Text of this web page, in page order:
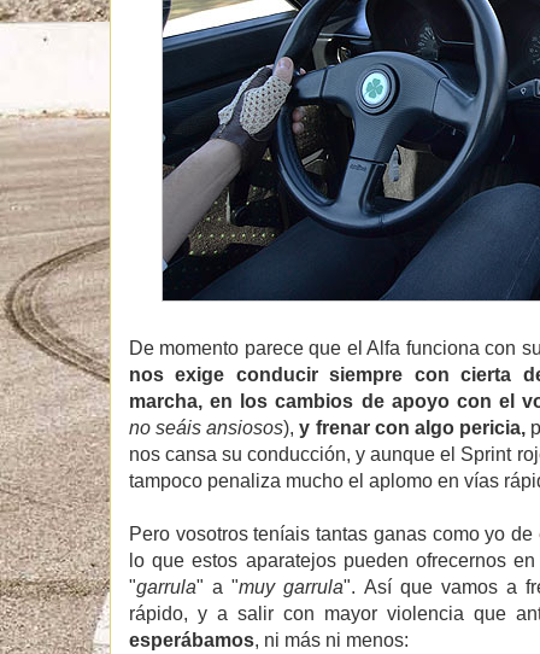
De momento parece que el Alfa funciona con
nos exige conducir siempre con cierta
marcha, en los cambios de apoyo con el
no seáis ansiosos),y frenar con algo pericia,
nos cansa su conducción, y aunque el Sprint
tampoco penaliza mucho el aplomo en vías
Pero vosotros teníais tantas ganas como yo
lo que estos aparatejos pueden ofrecernos
"garrula" a "muy garrula". Así que vamos a
rápido, y a salir con mayor violencia que
esperábamos, ni más ni menos: